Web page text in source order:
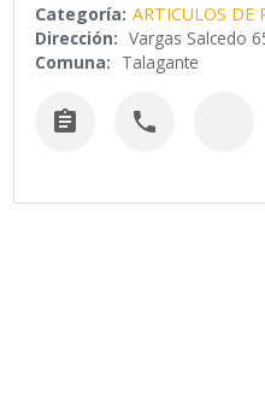
Categoría: ARTICULOS DE
Dirección: Vargas Salcedo
Comuna: Talagante
 